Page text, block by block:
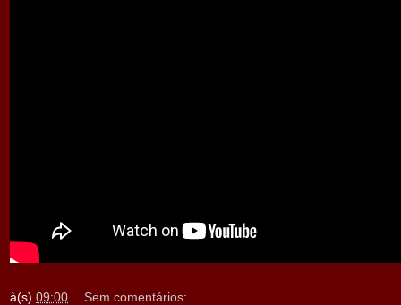
à(s) 09:00 Sem comentários: